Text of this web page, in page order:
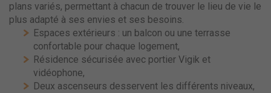
plans variés, permettant à chacun de trouver le lieu de vie le
plus adapté à ses envies et ses besoins.
Espaces extérieurs : un balcon ou une terrasse
confortable pour chaque logement,
Résidence sécurisée avec portier Vigik et
vidéophone,
Deux ascenseurs desservent les différents niveaux,